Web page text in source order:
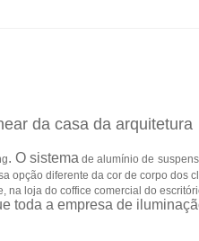
da casa da arquitetura
. O sistema de alumínio de
opção diferente da cor de corpo dos
na loja do coffice comercial do
toda a empresa de